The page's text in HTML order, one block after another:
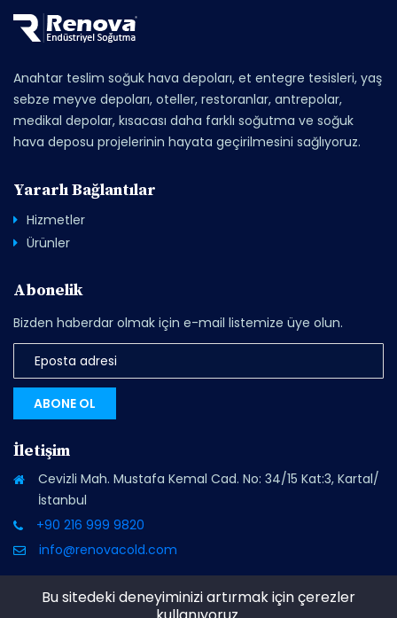
Anahtar teslim soğuk hava depoları, et entegre tesisleri, yaş
sebze meyve depoları, oteller, restoranlar, antrepolar,
medikal depolar, kısacası daha farklı soğutma ve soğuk
hava deposu projelerinin hayata geçirilmesini sağlıyoruz.
Yararlı Bağlantılar
Hizmetler
Ürünler
Abonelik
Bizden haberdar olmak için e-mail listemize üye olun.
ABONE OL
İletişim
Cevizli Mah. Mustafa Kemal Cad. No: 34/15 Kat:3, Kartal/
İstanbul
+90 216 999 9820
info@renovacold.com
Bu sitedeki deneyiminizi artırmak için çerezler